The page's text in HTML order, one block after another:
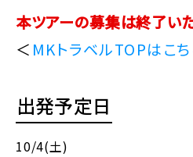
本ツアーの募集は終了い
＜ MKトラベルTOPはこ
出発予定日
10/4(土)